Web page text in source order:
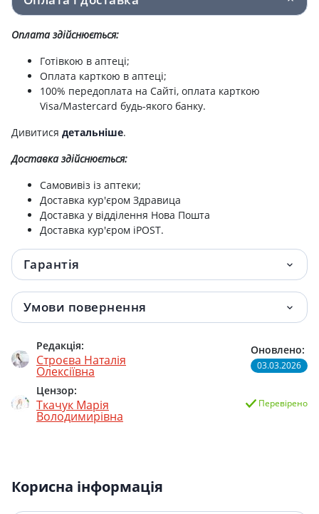
Оплата здійснюється:
Готівкою в аптеці;
Оплата карткою в аптеці;
100% передоплата на Сайті, оплата карткою
Visa/Mastercard будь-якого банку.
Дивитися детальніше.
Доставка здійснюється:
Самовивіз із аптеки;
Доставка кур'єром Здравица
Доставка у відділення Нова Пошта
Доставка кур'єром iPOST.
Гарантія
Умови повернення
Редакція:
Строєва Наталія
Олексіївна
Цензор:
Ткачук Марія
Володимирівна
Оновлено:
03.03.2026
Перевірено
Корисна інформація